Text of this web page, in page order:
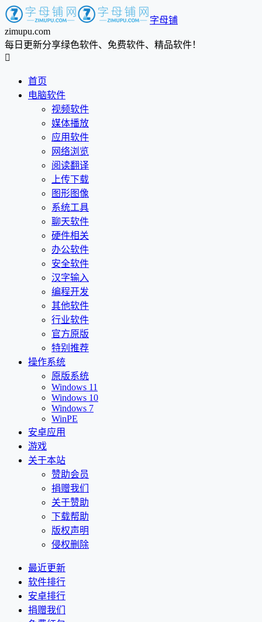
字母铺
zimupu.com
每日更新分享绿色软件、免费软件、精品软件！

首页
电脑软件
视频软件
媒体播放
应用软件
网络浏览
阅读翻译
上传下载
图形图像
系统工具
聊天软件
硬件相关
办公软件
安全软件
汉字输入
编程开发
其他软件
行业软件
官方原版
特别推荐
操作系统
原版系统
Windows 11
Windows 10
Windows 7
WinPE
安卓应用
游戏
关于本站
赞助会员
捐赠我们
关于赞助
下载帮助
版权声明
侵权删除
最近更新
软件排行
安卓排行
捐赠我们